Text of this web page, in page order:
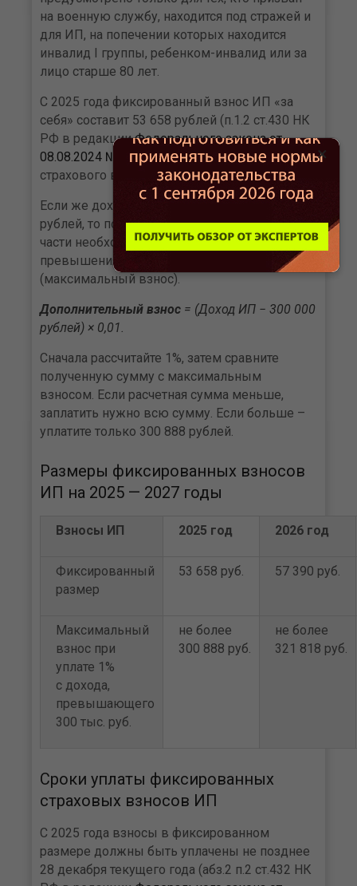
на военную службу, находится под стражей и
для ИП, на попечении которых находится
инвалид I группы, ребенком-инвалид или за
лицо старше 80 лет.
С 2025 года фиксированный взнос ИП «за
себя» составит 53 658 рублей (п.1.2 ст.430 НК
РФ в редакцииФедерального закона от
08.08.2024 №259-ФЗ). Максимальный размер
страхового взноса - 300 888 рублей.
Если же доход превысит лимит в 300 000
рублей, то помимо данной фиксированной
части необходимо доплатить 1% от суммы
превышения, но не более 300 888 рублей
(максимальный взнос).
Дополнительный взнос = (Доход ИП − 300 000
рублей) × 0,01.
Сначала рассчитайте 1%, затем сравните
полученную сумму с максимальным
взносом. Если расчетная сумма меньше,
заплатить нужно всю сумму. Если больше –
уплатите только 300 888 рублей.
Размеры фиксированных взносов
ИП на 2025 — 2027 годы
Взносы ИП 2025 год 2026 год
Фиксированный
размер
53 658 руб. 57 390 руб.
Максимальный
взнос при
уплате 1%
с дохода,
превышающего
300 тыс. руб.
не более
300 888 руб.
не более
321 818 руб.
Сроки уплаты фиксированных
страховых взносов ИП
С 2025 года взносы в фиксированном
размере должны быть уплачены не позднее
28 декабря текущего года (абз.2 п.2 ст.432 НК
×